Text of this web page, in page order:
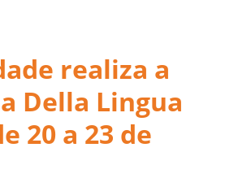
realiza a
Della Lingua
20 a 23 de